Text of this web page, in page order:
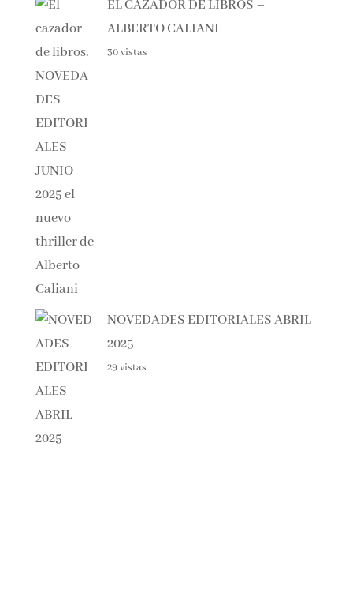
EL CAZADOR DE LIBROS –
ALBERTO CALIANI
30 vistas
NOVEDADES EDITORIALES ABRIL
2025
29 vistas